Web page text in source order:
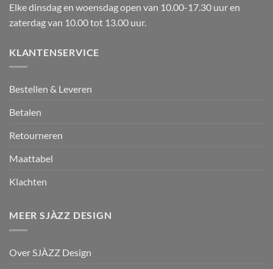
Elke dinsdag en woensdag open van 10.00-17.30 uur en
zaterdag van 10.00 tot 13.00 uur.
KLANTENSERVICE
Bestellen & Leveren
Betalen
Retourneren
Maattabel
Klachten
MEER SJÀZZ DESIGN
Over SJÀZZ Design